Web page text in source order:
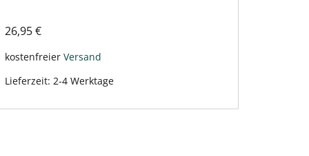
26,95€
kostenfreier Versand
Lieferzeit: 2-4 Werktage